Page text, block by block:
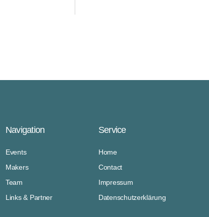
Navigation
Events
Makers
Team
Links & Partner
Service
Home
Contact
Impressum
Datenschutzerklärung